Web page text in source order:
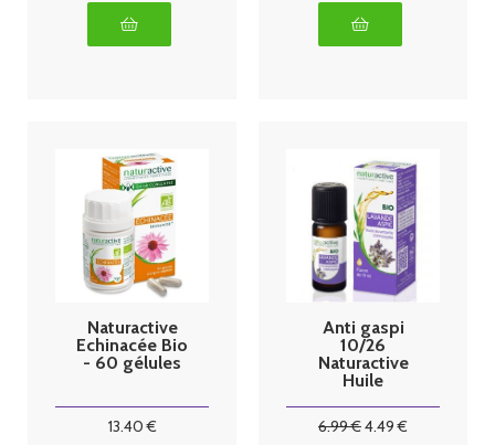
Naturactive
Echinacée Bio
- 60 gélules
13.40€
Anti gaspi
10/26
Naturactive
Huile
Bio 10ml
6.99€4.49 €